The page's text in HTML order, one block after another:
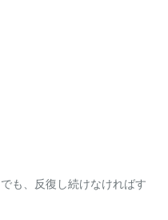
も、反復し続けなければす